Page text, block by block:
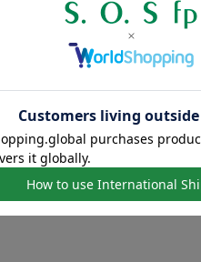
在庫: －
お問い合わせ